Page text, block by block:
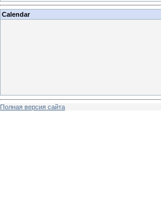
Calendar
Полная версия сайта